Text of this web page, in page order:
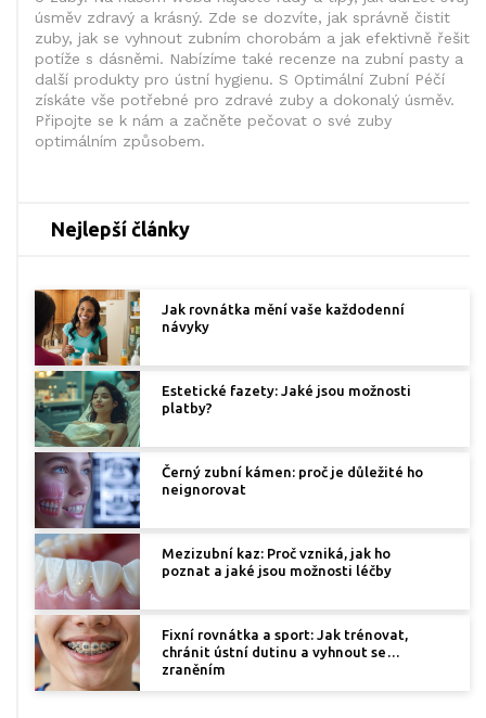
úsměv zdravý a krásný. Zde se dozvíte, jak správně čistit
zuby, jak se vyhnout zubním chorobám a jak efektivně řešit
potíže s dásněmi. Nabízíme také recenze na zubní pasty a
další produkty pro ústní hygienu. S Optimální Zubní Péčí
získáte vše potřebné pro zdravé zuby a dokonalý úsměv.
Připojte se k nám a začněte pečovat o své zuby
optimálním způsobem.
Nejlepší články
Jak rovnátka mění vaše každodenní
návyky
Estetické fazety: Jaké jsou možnosti
platby?
Černý zubní kámen: proč je důležité ho
neignorovat
Mezizubní kaz: Proč vzniká, jak ho
poznat a jaké jsou možnosti léčby
Fixní rovnátka a sport: Jak trénovat,
chránit ústní dutinu a vyhnout se
zraněním